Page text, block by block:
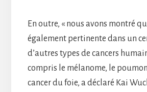
En outre, « nous avons montré
également pertinente dans un
d’autres types de cancers
compris le mélanome, le
cancer du foie, a déclaré Kai